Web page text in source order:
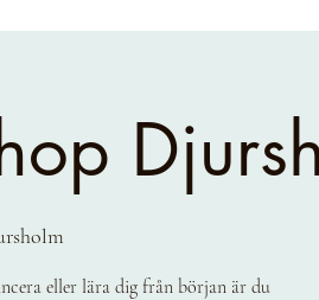
eller lära dig från början är du